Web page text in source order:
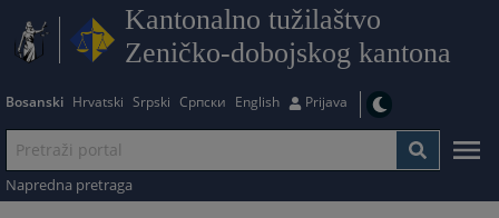
Kantonalno tužilaštvo
Zeničko-dobojskog kantona
Bosanski Hrvatski Srpski Српски English Prijava
Napredna pretraga